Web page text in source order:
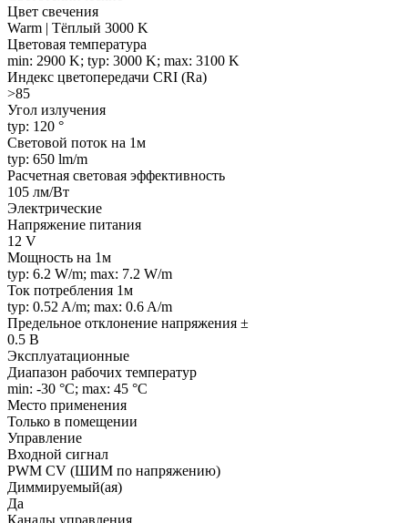
Цвет свечения
Warm | Тёплый 3000 K
Цветовая температура
min: 2900 K; typ: 3000 K; max: 3100 K
Индекс цветопередачи CRI (Ra)
>85
Угол излучения
typ: 120 °
Световой поток на 1м
typ: 650 lm/m
Расчетная световая эффективность
105 лм/Вт
Электрические
Напряжение питания
12 V
Мощность на 1м
typ: 6.2 W/m; max: 7.2 W/m
Ток потребления 1м
typ: 0.52 A/m; max: 0.6 A/m
Предельное отклонение напряжения ±
0.5 В
Эксплуатационные
Диапазон рабочих температур
min: -30 °C; max: 45 °C
Место применения
Только в помещении
Управление
Входной сигнал
PWM СV (ШИМ по напряжению)
Диммируемый(ая)
Да
Каналы управления